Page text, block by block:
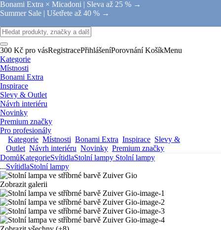
Bonami Extra × Micadoni | Sleva až 25 % →
Summer Sale | Ušetřete až 40 % →
300 Kč pro vásRegistracePřihlášeníPorovnání KošíkMenu
Kategorie
Místnosti
Bonami Extra
Inspirace
Slevy & Outlet
Návrh interiéru
Novinky
Premium značky
Pro profesionály
Kategorie Místnosti Bonami Extra Inspirace Slevy &
Outlet Návrh interiéru Novinky Premium značky
DomůKategorieSvítidlaStolní lampy Stolní lampy
...SvítidlaStolní lampy
Zobrazit galerii